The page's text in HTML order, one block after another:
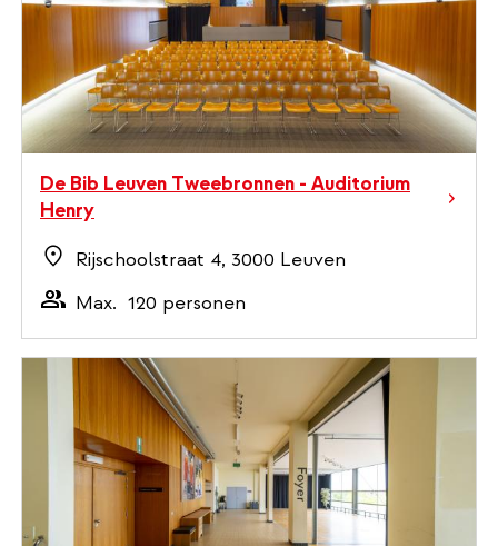
De Bib Leuven Tweebronnen - Auditorium
Henry
Rijschoolstraat 4, 3000 Leuven
Max. 120 personen